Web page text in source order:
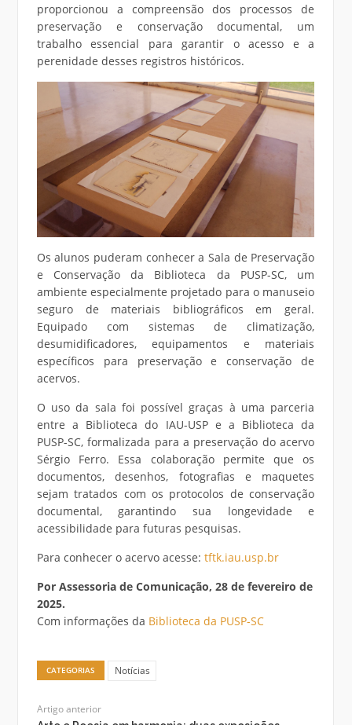
proporcionou a compreensão dos processos de
preservação e conservação documental, um
trabalho essencial para garantir o acesso e a
perenidade desses registros históricos.
Os alunos puderam conhecer a Sala de Preservação
e Conservação da Biblioteca da PUSP-SC, um
ambiente especialmente projetado para o manuseio
seguro de materiais bibliográficos em geral.
Equipado com sistemas de climatização,
desumidificadores, equipamentos e materiais
específicos para preservação e conservação de
acervos.
O uso da sala foi possível graças à uma parceria
entre a Biblioteca do IAU-USP e a Biblioteca da
PUSP-SC, formalizada para a preservação do acervo
Sérgio Ferro. Essa colaboração permite que os
documentos, desenhos, fotografias e maquetes
sejam tratados com os protocolos de conservação
documental, garantindo sua longevidade e
acessibilidade para futuras pesquisas.
Para conhecer o acervo acesse: tftk.iau.usp.br
Por Assessoria de Comunicação, 28 de fevereiro de
2025.
Com informações da Biblioteca da PUSP-SC
CATEGORIAS Notícias
Artigo anterior